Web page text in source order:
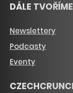
DÁLE TVOŘÍME
Newslettery
Podcasty
Eventy